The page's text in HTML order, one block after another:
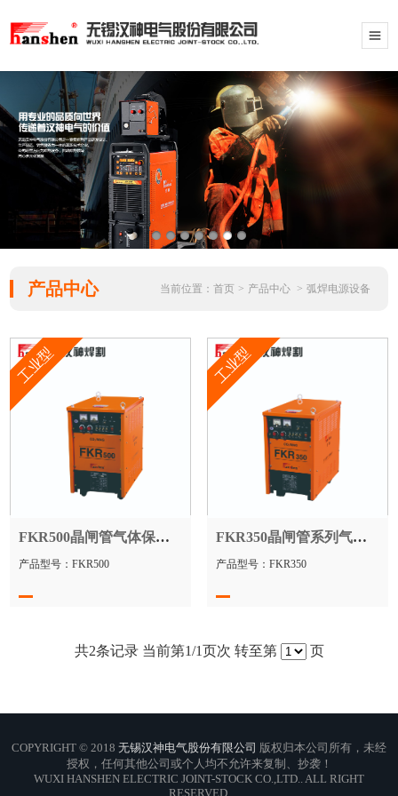
产品中心 当前位置： 首页 > 产品中心 > 弧焊电源设备
FKR500晶闸管气体保护焊机
产品型号：FKR500
工业型
FKR350晶闸管系列气体保护焊机
产品型号：FKR350
工业型
共2条记录 当前第1/1页次 转至第 页
COPYRIGHT © 2018 无锡汉神电气股份有限公司 版权归本公司所有，未经
授权，任何其他公司或个人均不允许来复制、抄袭！
WUXI HANSHEN ELECTRIC JOINT-STOCK CO.,LTD.. ALL RIGHT
RESERVED.